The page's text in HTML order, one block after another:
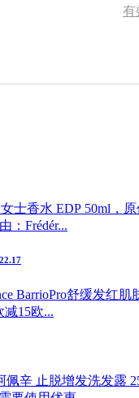
有
士香水 EDP 50ml，
：Frédér...
BarrioPro舒缓发红
15欧...
辛 止脱增发洗发露